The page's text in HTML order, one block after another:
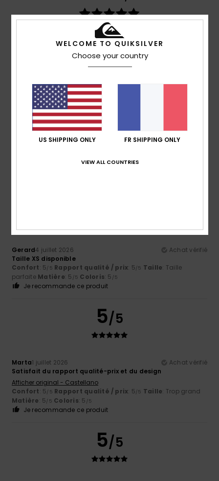
3 avis vérifiés
100% de nos clients recommandent ce produit
Rapport qualité / prix
Taille
Trop petit Trop grand
Gerard4 juillet 2026
Achat vérifié
Taille XS disponible
Confort: 5/5 Rapport qualité / prix: 5/5 Taille: Taille
parfaite Matière: 5 /5 Coloris: 5 /5
Je recommande ce produit
5/5
Marta1 juillet 2026
Achat vérifié
Satisfait du rapport qualité-prix et du design
Afficher original - Castellano
Confort: 5/5 Rapport qualité / prix: 5/5 Taille: Trop grand
Matière: 5/5 Coloris: 5 /5
Je recommande ce produit
5/5
WELCOME TO QUIKSILVER
Choose your country
US SHIPPING ONLY FR SHIPPING ONLY
VIEW ALL COUNTRIES